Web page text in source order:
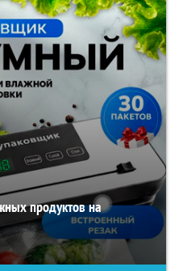
продуктов на